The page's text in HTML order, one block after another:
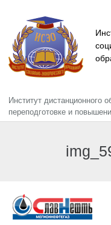
Главная
Профессиональная
Институт дистанционного
переподготовке и